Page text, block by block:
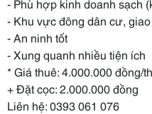
- Khu vực đông dân cư,
- An ninh tốt
- Xung quanh nhiều tiện ích
* Giá thuê: 4.000.000 đồng/
+ Đặt cọc: 2.000.000 đồng
Liên hệ: 0393 061 076